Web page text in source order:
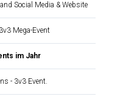
Social Media & Website
Mega-Event
im Jahr
- 3v3 Event.